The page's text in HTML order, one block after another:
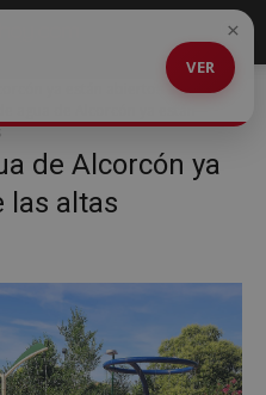
ya están abiertos ante las
agua de Alcorcón ya están
de Alcorcón ya
las altas
VER
×